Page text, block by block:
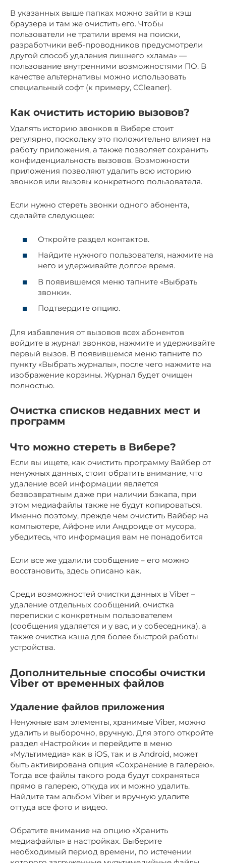
В указанных выше папках можно зайти в кэш
браузера и там же очистить его. Чтобы
пользователи не тратили время на поиски,
разработчики веб-проводников предусмотрели
другой способ удаления лишнего «хлама» —
пользование внутренними возможностями ПО. В
качестве альтернативы можно использовать
специальный софт (к примеру, CCleaner).
Как очистить историю вызовов?
Удалять историю звонков в Вибере стоит
регулярно, поскольку это положительно влияет на
работу приложения, а также позволяет сохранить
конфиденциальность вызовов. Возможности
приложения позволяют удалить всю историю
звонков или вызовы конкретного пользователя.
Если нужно стереть звонки одного абонента,
сделайте следующее:
Откройте раздел контактов.
Найдите нужного пользователя, нажмите на
него и удерживайте долгое время.
В появившемся меню тапните «Выбрать
звонки».
Подтвердите опцию.
Для избавления от вызовов всех абонентов
войдите в журнал звонков, нажмите и удерживайте
первый вызов. В появившемся меню тапните по
пункту «Выбрать журналы», после чего нажмите на
изображение корзины. Журнал будет очищен
полностью.
Очистка списков недавних мест и
программ
Что можно стереть в Вибере?
Если вы ищете, как очистить программу Вайбер от
ненужных данных, стоит обратить внимание, что
удаление всей информации является
безвозвратным даже при наличии бэкапа, при
этом медиафайлы также не будут копироваться.
Именно поэтому, прежде чем очистить Вайбер на
компьютере, Айфоне или Андроиде от мусора,
убедитесь, что информация вам не понадобится
Если все же удалили сообщение – его можно
восстановить, здесь описано как.
Среди возможностей очистки данных в Viber –
удаление отдельных сообщений, очистка
переписки с конкретным пользователем
(сообщения удаляется и у вас, и у собеседника), а
также очистка кэша для более быстрой работы
устройства.
Дополнительные способы очистки
Viber от временных файлов
Удаление файлов приложения
Ненужные вам элементы, хранимые Viber, можно
удалить и выборочно, вручную. Для этого откройте
раздел «Настройки» и перейдите в меню
«Мультимедиа» как в iOS, так и в Android, может
быть активирована опция «Сохранение в галерею».
Тогда все файлы такого рода будут сохраняться
прямо в галерею, откуда их и можно удалить.
Найдите там альбом Viber и вручную удалите
оттуда все фото и видео.
Обратите внимание на опцию «Хранить
медиафайлы» в настройках. Выберите
необходимый период времени, по истечении